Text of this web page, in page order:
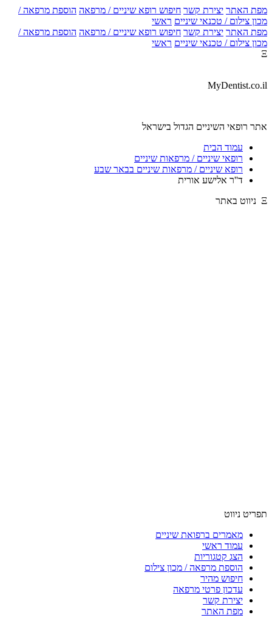
מפת האתר יצירת קשר חיפוש רופא שיניים / מרפאה הוספת מרפאה /
מכון צילום / טכנאי שיניים ראשי
מפת האתר יצירת קשר חיפוש רופא שיניים / מרפאה הוספת מרפאה /
מכון צילום / טכנאי שיניים ראשי
Ξ
MyDentist.co.il
אתר רופאי השיניים הגדול בישראל
עמוד הבית
רופאי שיניים / מרפאות שיניים
רופא שיניים / מרפאות שיניים בבאר שבע
ד''ר אלישע אורית
Ξ ניווט באתר
תפריט ניווט
מאמרים ברפואת שיניים
עמוד ראשי
הצג קטגוריות
הוספת מרפאה / מכון צילום
חיפוש מהיר
עדכון פרטי מרפאה
יצירת קשר
מפת האתר